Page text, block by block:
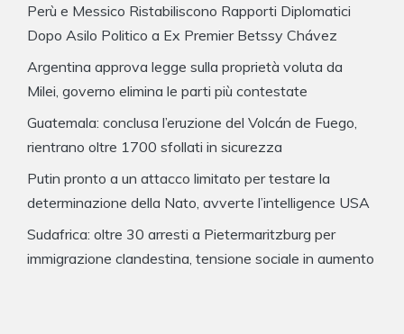
Perù e Messico Ristabiliscono Rapporti Diplomatici
Dopo Asilo Politico a Ex Premier Betssy Chávez
Argentina approva legge sulla proprietà voluta da
Milei, governo elimina le parti più contestate
Guatemala: conclusa l’eruzione del Volcán de Fuego,
rientrano oltre 1700 sfollati in sicurezza
Putin pronto a un attacco limitato per testare la
determinazione della Nato, avverte l’intelligence USA
Sudafrica: oltre 30 arresti a Pietermaritzburg per
immigrazione clandestina, tensione sociale in aumento